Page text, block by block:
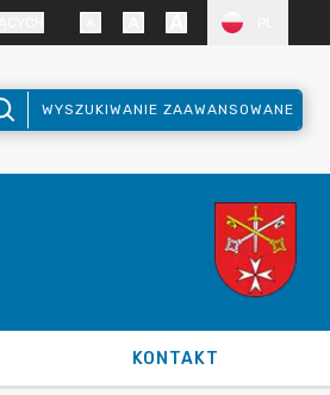
WYSZUKIWANIE ZAAWANSOWANE
KONTAKT